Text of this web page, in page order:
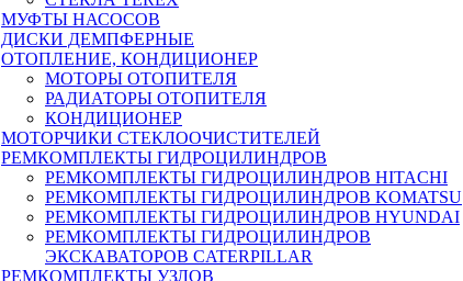
МУФТЫ НАСОСОВ
ДИСКИ ДЕМПФЕРНЫЕ
ОТОПЛЕНИЕ, КОНДИЦИОНЕР
МОТОРЫ ОТОПИТЕЛЯ
РАДИАТОРЫ ОТОПИТЕЛЯ
КОНДИЦИОНЕР
МОТОРЧИКИ СТЕКЛООЧИСТИТЕЛЕЙ
РЕМКОМПЛЕКТЫ ГИДРОЦИЛИНДРОВ
РЕМКОМПЛЕКТЫ ГИДРОЦИЛИНДРОВ HITACHI
РЕМКОМПЛЕКТЫ ГИДРОЦИЛИНДРОВ KOMATSU
РЕМКОМПЛЕКТЫ ГИДРОЦИЛИНДРОВ HYUNDAI
РЕМКОМПЛЕКТЫ ГИДРОЦИЛИНДРОВ
ЭКСКАВАТОРОВ CATERPILLAR
РЕМКОМПЛЕКТЫ УЗЛОВ